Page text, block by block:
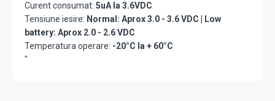
Curent consumat: 5uA la 3.6VDC
Tensiune iesire: Normal: Aprox 3.0 - 3.6 VDC | Low
battery: Aprox 2.0 - 2.6 VDC
Temperatura operare: -20°C la + 60°C
"